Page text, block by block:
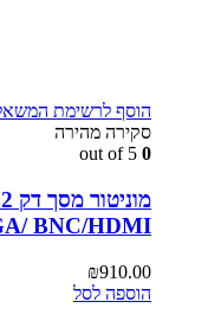
הוסף לרשימת
סקירה מהירה
0
BNC/HDMI
₪910.00
הוספה לסל